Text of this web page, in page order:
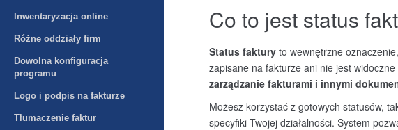
Inwentaryzacja online
Różne oddziały firm
Dowolna konfiguracja
programu
Logo i podpis na fakturze
Tłumaczenie faktur
Co to jest status
Status faktury to wewnętrzne
zapisane na fakturze ani nie jest widoczne
zarządzanie fakturami i innymi
Możesz korzystać z gotowych statusów,
specyfiki Twojej działalności. System